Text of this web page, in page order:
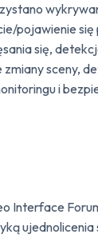
pojawienie
się,
sceny,
i
Interface